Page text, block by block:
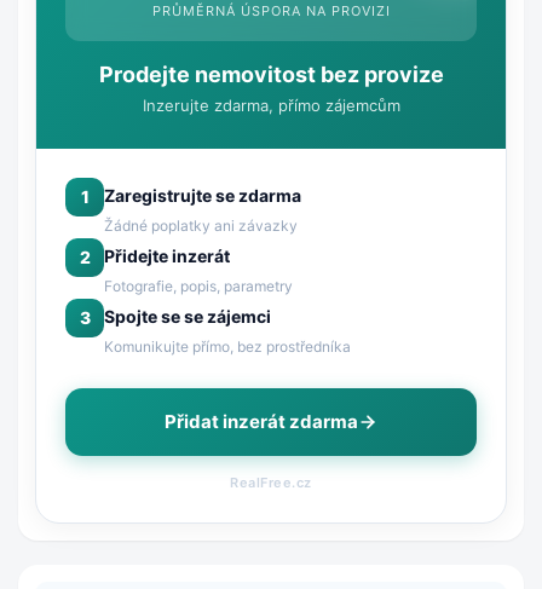
PRŮMĚRNÁ ÚSPORA NA PROVIZI
Prodejte nemovitost bez provize
Inzerujte zdarma, přímo zájemcům
1 Zaregistrujte se zdarma
Žádné poplatky ani závazky
2 Přidejte inzerát
Fotografie, popis, parametry
3 Spojte se se zájemci
Komunikujte přímo, bez prostředníka
Přidat inzerát zdarma
RealFree.cz